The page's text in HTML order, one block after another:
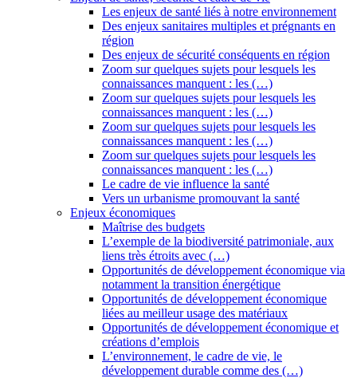
Les enjeux de santé liés à notre environnement
Des enjeux sanitaires multiples et prégnants en
région
Des enjeux de sécurité conséquents en région
Zoom sur quelques sujets pour lesquels les
connaissances manquent : les (…)
Zoom sur quelques sujets pour lesquels les
connaissances manquent : les (…)
Zoom sur quelques sujets pour lesquels les
connaissances manquent : les (…)
Zoom sur quelques sujets pour lesquels les
connaissances manquent : les (…)
Le cadre de vie influence la santé
Vers un urbanisme promouvant la santé
Enjeux économiques
Maîtrise des budgets
L’exemple de la biodiversité patrimoniale, aux
liens très étroits avec (…)
Opportunités de développement économique via
notamment la transition énergétique
Opportunités de développement économique
liées au meilleur usage des matériaux
Opportunités de développement économique et
créations d’emplois
L’environnement, le cadre de vie, le
développement durable comme des (…)